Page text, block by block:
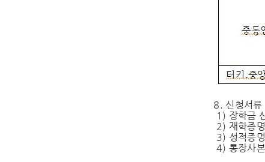
8. 신청서류
1) 장학금
2) 재학증
3) 성적증
4) 통장사본